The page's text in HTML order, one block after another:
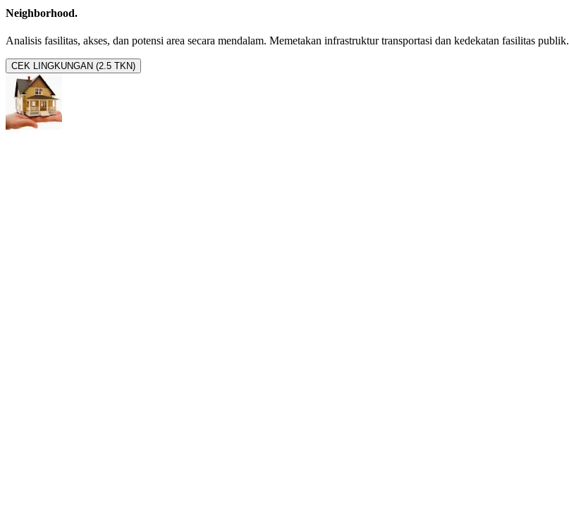
Neighborhood.
Analisis fasilitas, akses, dan potensi area secara mendalam. Memetakan infrastruktur transportasi dan kedekatan fasilitas publik.
CEK LINGKUNGAN (2.5 TKN)